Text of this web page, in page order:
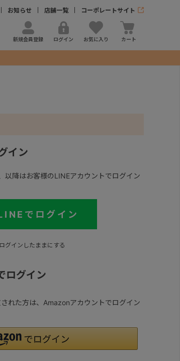
お知らせ 店舗一覧 コーポレートサイト
新規会員登録 ログイン お気に入り カート
イン
以降はお客様のLINEアカウントでログイン
でログイン
ログインしたままにする
ログイン
れた方は、Amazonアカウントでログイン